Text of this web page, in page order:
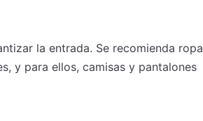
la entrada. Se recomienda ropa
y para ellos, camisas y pantalones